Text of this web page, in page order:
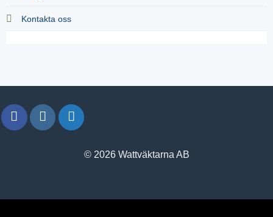
Kontakta oss
© 2026 Wattväktarna AB